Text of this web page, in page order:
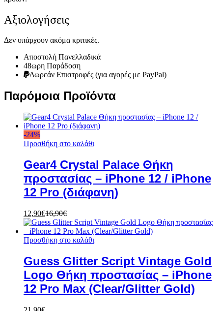
Αξιολογήσεις
Δεν υπάρχουν ακόμα κριτικές.
Αποστολή Πανελλαδικά
48ωρη Παράδοση
Δωρεάν Eπιστροφές (για αγορές με PayPal)
Παρόμοια Προϊόντα
-24%
Προσθήκη στο καλάθι
Gear4 Crystal Palace Θήκη
προστασίας – iPhone 12 / iPhone
12 Pro (διάφανη)
12,90€16,90€
Προσθήκη στο καλάθι
Guess Glitter Script Vintage Gold
Logo Θήκη προστασίας – iPhone
12 Pro Max (Clear/Glitter Gold)